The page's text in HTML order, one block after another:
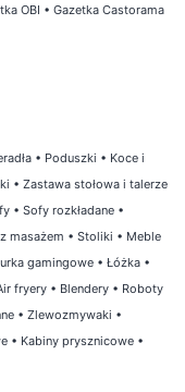
OBI • Gazetka Castorama
• Poduszki • Koce i
• Zastawa stołowa i talerze
• Sofy rozkładane •
masażem • Stoliki • Meble
gamingowe • Łóżka •
fryery • Blendery • Roboty
• Zlewozmywaki •
• Kabiny prysznicowe •